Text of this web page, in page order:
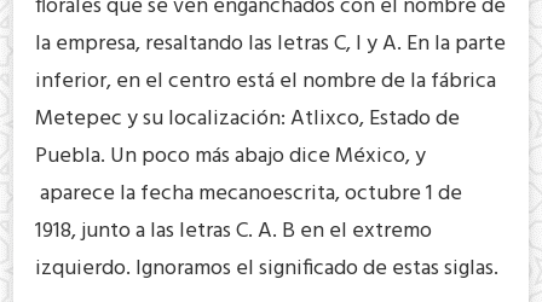
la empresa, resaltando las letras C, I y A. En la parte
inferior, en el centro está el nombre de la fábrica
Metepec y su localización: Atlixco, Estado de
Puebla. Un poco más abajo dice México, y
aparece la fecha mecanoescrita, octubre 1 de
1918, junto a las letras C. A. B en el extremo
izquierdo. Ignoramos el significado de estas siglas.